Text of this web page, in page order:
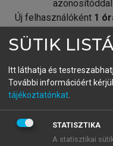
Új felhasználóként 1
fiókoddal,
A regisztráció után a
BELÉPÉS
SÜTIK
Itt láthatja és
További információért
tájékoztatónkat
STATISZTIKA
A statisztikai